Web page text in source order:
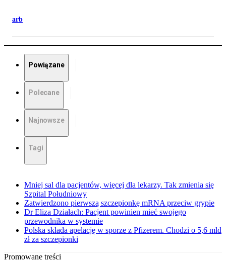
arb
Powiązane
Polecane
Najnowsze
Tagi
Mniej sal dla pacjentów, więcej dla lekarzy. Tak zmienia się
Szpital Południowy
Zatwierdzono pierwszą szczepionkę mRNA przeciw grypie
Dr Eliza Działach: Pacjent powinien mieć swojego
przewodnika w systemie
Polska składa apelację w sporze z Pfizerem. Chodzi o 5,6 mld
zł za szczepionki
Promowane treści